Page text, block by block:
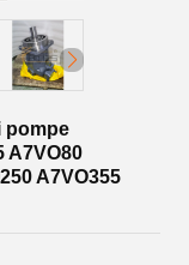
pompe
A7VO80
A7VO355